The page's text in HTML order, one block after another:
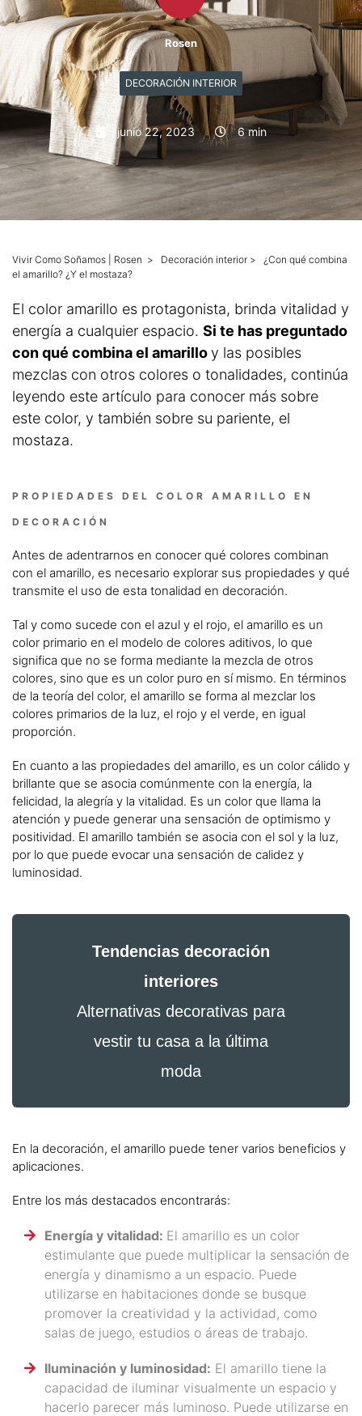
Mascotas
Columnas
Productos
Guías descargables
Rosen
DECORACIÓN INTERIOR
junio 22, 2023 6 min
Vivir Como Soñamos | Rosen > Decoración interior > ¿Con qué combina
el amarillo? ¿Y el mostaza?
El color amarillo es protagonista, brinda vitalidad y
energía a cualquier espacio. Si te has preguntado
con qué combina el amarilloy las posibles
mezclas con otros colores o tonalidades, continúa
leyendo este artículo para conocer más sobre
este color, y también sobre su pariente, el
mostaza.
PROPIEDADES DEL COLOR AMARILLO EN
DECORACIÓN
Antes de adentrarnos en conocer qué colores combinan
con el amarillo, es necesario explorar sus propiedades y qué
transmite el uso de esta tonalidad en decoración.
Tal y como sucede con el azul y el rojo, el amarillo es un
color primario en el modelo de colores aditivos, lo que
significa que no se forma mediante la mezcla de otros
colores, sino que es un color puro en sí mismo. En términos
de la teoría del color, el amarillo se forma al mezclar los
colores primarios de la luz, el rojo y el verde, en igual
proporción.
En cuanto a las propiedades del amarillo, es un color cálido y
brillante que se asocia comúnmente con la energía, la
felicidad, la alegría y la vitalidad. Es un color que llama la
atención y puede generar una sensación de optimismo y
positividad. El amarillo también se asocia con el sol y la luz,
por lo que puede evocar una sensación de calidez y
luminosidad.
Tendencias decoración
interiores
Alternativas decorativas para
vestir tu casa a la última
moda
En la decoración, el amarillo puede tener varios beneficios y
aplicaciones.
Entre los más destacados encontrarás:
Energía y vitalidad: El amarillo es un color
estimulante que puede multiplicar la sensación de
energía y dinamismo a un espacio. Puede
utilizarse en habitaciones donde se busque
promover la creatividad y la actividad, como
salas de juego, estudios o áreas de trabajo.
Iluminación y luminosidad: El amarillo tiene la
capacidad de iluminar visualmente un espacio y
hacerlo parecer más luminoso. Puede utilizarse en